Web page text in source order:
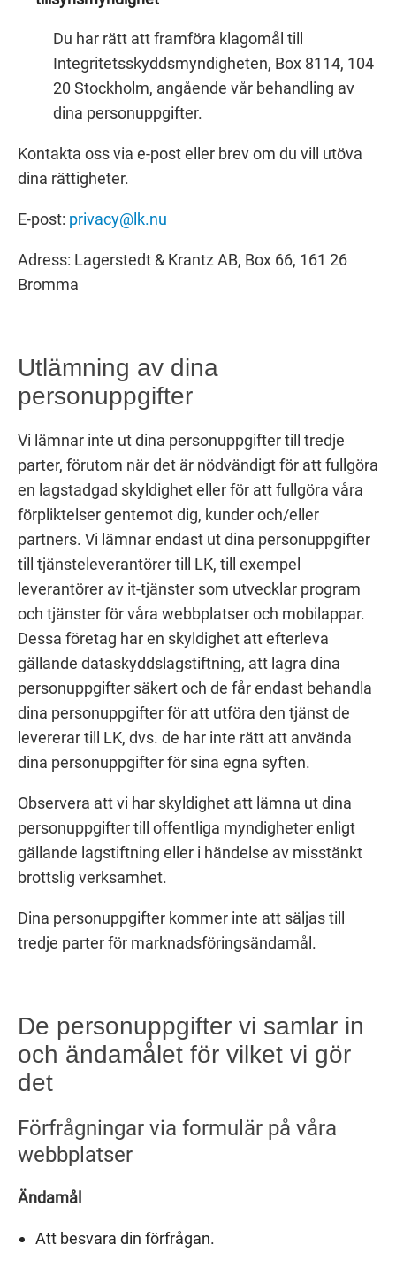
Du har rätt att framföra klagomål till
Integritetsskyddsmyndigheten, Box 8114, 104
20 Stockholm, angående vår behandling av
dina personuppgifter.
Kontakta oss via e-post eller brev om du vill utöva
dina rättigheter.
E-post: privacy@lk.nu
Adress: Lagerstedt & Krantz AB, Box 66, 161 26
Bromma
Utlämning av dina
personuppgifter
Vi lämnar inte ut dina personuppgifter till tredje
parter, förutom när det är nödvändigt för att fullgöra
en lagstadgad skyldighet eller för att fullgöra våra
förpliktelser gentemot dig, kunder och/eller
partners. Vi lämnar endast ut dina personuppgifter
till tjänsteleverantörer till LK, till exempel
leverantörer av it-tjänster som utvecklar program
och tjänster för våra webbplatser och mobilappar.
Dessa företag har en skyldighet att efterleva
gällande dataskyddslagstiftning, att lagra dina
personuppgifter säkert och de får endast behandla
dina personuppgifter för att utföra den tjänst de
levererar till LK, dvs. de har inte rätt att använda
dina personuppgifter för sina egna syften.
Observera att vi har skyldighet att lämna ut dina
personuppgifter till offentliga myndigheter enligt
gällande lagstiftning eller i händelse av misstänkt
brottslig verksamhet.
Dina personuppgifter kommer inte att säljas till
tredje parter för marknadsföringsändamål.
De personuppgifter vi samlar in
och ändamålet för vilket vi gör
det
Förfrågningar via formulär på våra
webbplatser
Ändamål
Att besvara din förfrågan.